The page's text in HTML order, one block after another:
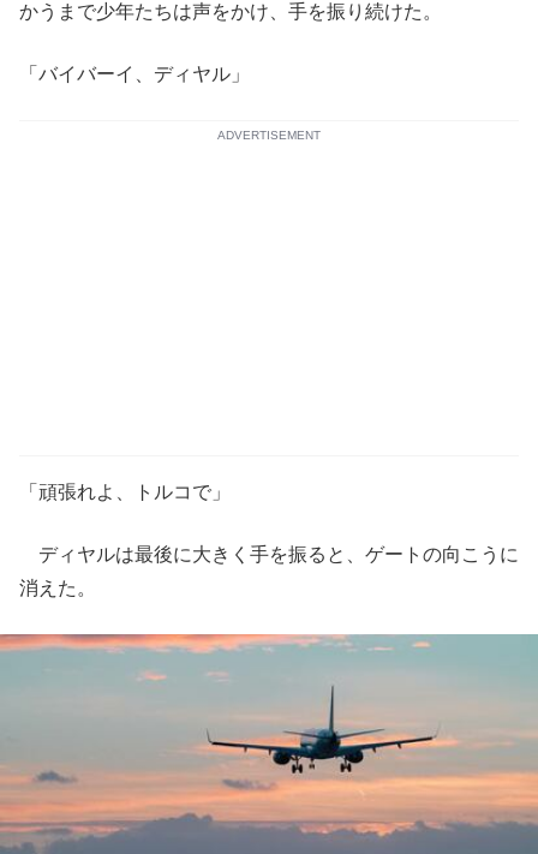
かうまで少年たちは声をかけ、手を振り続けた。
「バイバーイ、ディヤル」
ADVERTISEMENT
「頑張れよ、トルコで」
ディヤルは最後に大きく手を振ると、ゲートの向こうに
消えた。